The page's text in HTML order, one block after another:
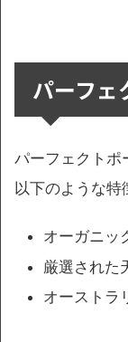
パーフェ
パーフェクトポ
以下のような特
オーガニッ
厳選された
オーストラ